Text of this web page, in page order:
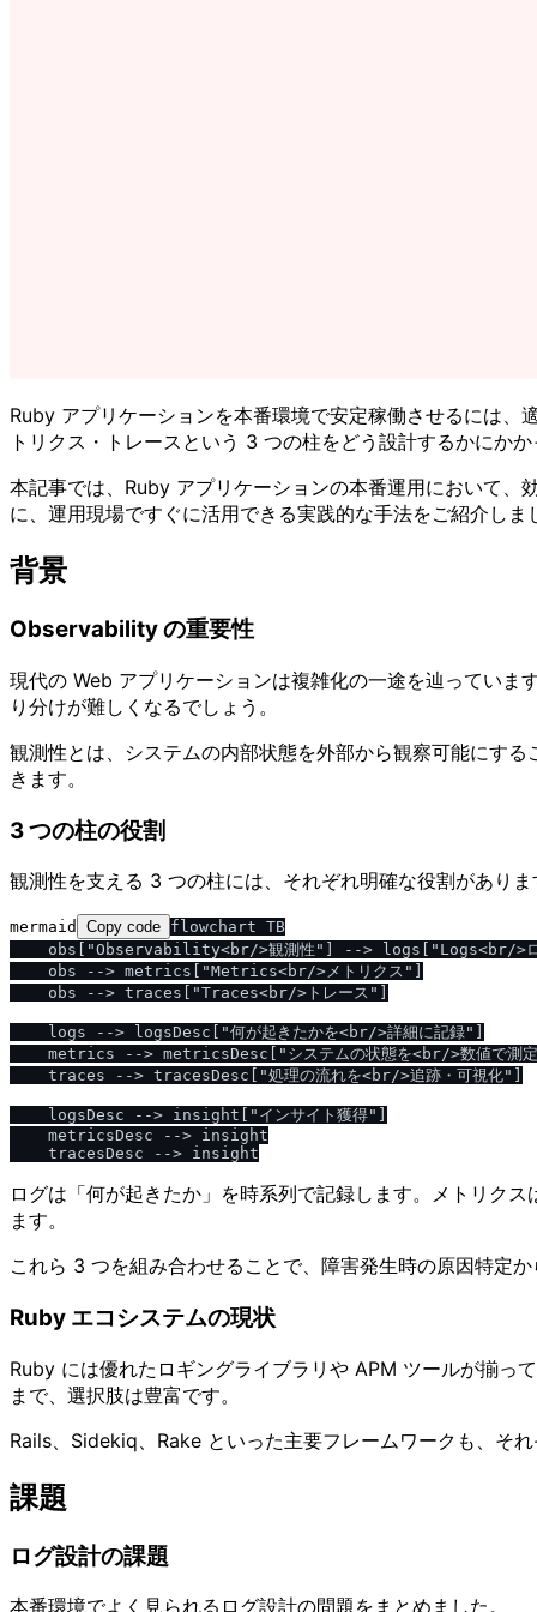
Ruby アプリケーションを本番環境で安定稼働させるには
トリクス・トレースという 3 つの柱をどう設計するかにか
本記事では、Ruby アプリケーションの本番運用において、
に、運用現場ですぐに活用できる実践的な手法をご紹介しま
背景
Observability の重要性
現代の Web アプリケーションは複雑化の一途を辿っていま
り分けが難しくなるでしょう。
観測性とは、システムの内部状態を外部から観察可能にす
きます。
3 つの柱の役割
観測性を支える 3 つの柱には、それぞれ明確な役割がありま
mermaid Copy code flowchart TB
obs["Observability<br/>観測性"] --> logs["Logs<br/>
    obs --> metrics["Metrics<br/>メトリクス"]
    obs --> traces["Traces<br/>トレース"]
    logs --> logsDesc["何が起きたかを<br/>詳細に記録"]
metrics --> metricsDesc["システムの状態を<br/>数値で測
    traces --> tracesDesc["処理の流れを<br/>追跡・可視化"]
    logsDesc --> insight["インサイト獲得"]
    metricsDesc --> insight
ログは「何が起きたか」を時系列で記録します。メトリク
ます。
これら 3 つを組み合わせることで、障害発生時の原因特定
Ruby エコシステムの現状
Ruby には優れたロギングライブラリや APM ツールが揃
まで、選択肢は豊富です。
Rails、Sidekiq、Rake といった主要フレームワークも、そ
課題
ログ設計の課題
本番環境でよく見られるログ設計の問題をまとめました。